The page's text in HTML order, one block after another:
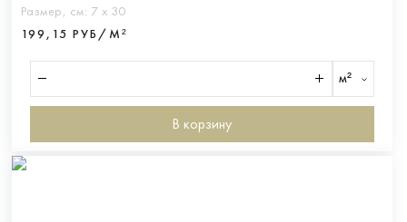
Размер, см: 7 х 30
199,15 РУБ/М²
м²
В корзину